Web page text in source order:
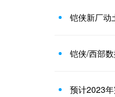
铠侠新厂动
铠侠/西部
预计2023